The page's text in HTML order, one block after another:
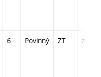
6 Povinný ZT zk